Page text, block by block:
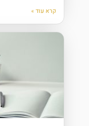
קרא עוד »